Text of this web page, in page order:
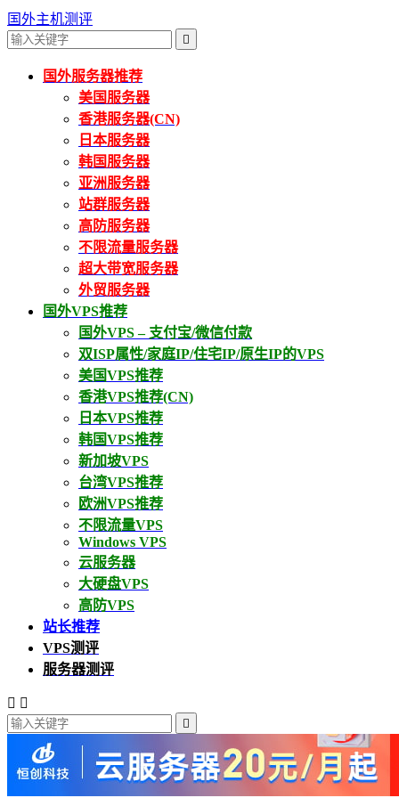
国外主机测评

国外服务器推荐
美国服务器
香港服务器(CN)
日本服务器
韩国服务器
亚洲服务器
站群服务器
高防服务器
不限流量服务器
超大带宽服务器
外贸服务器
国外VPS推荐
国外VPS – 支付宝/微信付款
双ISP属性/家庭IP/住宅IP/原生IP的VPS
美国VPS推荐
香港VPS推荐(CN)
日本VPS推荐
韩国VPS推荐
新加坡VPS
台湾VPS推荐
欧洲VPS推荐
不限流量VPS
Windows VPS
云服务器
大硬盘VPS
高防VPS
站长推荐
VPS测评
服务器测评
 
